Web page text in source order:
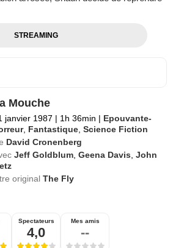
STREAMING
Mouche
janvier 1987 | 1h 36min | Epouvante-
, Fantastique ,Science Fiction
David Cronenberg
Jeff Goldblum ,Geena Davis ,John
originalThe Fly
Spectateurs
4,0
Mes amis
--